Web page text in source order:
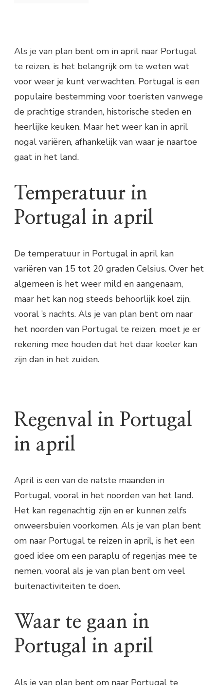
Als je van plan bent om in april naar Portugal
te reizen, is het belangrijk om te weten wat
voor weer je kunt verwachten. Portugal is een
populaire bestemming voor toeristen vanwege
de prachtige stranden, historische steden en
heerlijke keuken. Maar het weer kan in april
nogal variëren, afhankelijk van waar je naartoe
gaat in het land.
Temperatuur in
Portugal in april
De temperatuur in Portugal in april kan
variëren van 15 tot 20 graden Celsius. Over het
algemeen is het weer mild en aangenaam,
maar het kan nog steeds behoorlijk koel zijn,
vooral ’s nachts. Als je van plan bent om naar
het noorden van Portugal te reizen, moet je er
rekening mee houden dat het daar koeler kan
zijn dan in het zuiden.
Regenval in Portugal
in april
April is een van de natste maanden in
Portugal, vooral in het noorden van het land.
Het kan regenachtig zijn en er kunnen zelfs
onweersbuien voorkomen. Als je van plan bent
om naar Portugal te reizen in april, is het een
goed idee om een ​​paraplu of regenjas mee te
nemen, vooral als je van plan bent om veel
buitenactiviteiten te doen.
Waar te gaan in
Portugal in april
Als je van plan bent om naar Portugal te